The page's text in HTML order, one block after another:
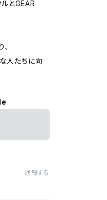
ルとGEAR
人たちに向
通報する